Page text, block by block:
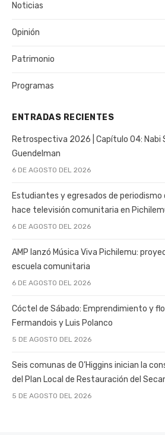
Noticias
Opinión
Patrimonio
Programas
ENTRADAS RECIENTES
Retrospectiva 2026 | Capítulo 04: Nabi
Guendelman
6 DE AGOSTO DEL 2026
Estudiantes y egresados de
hace televisión comunitaria en
6 DE AGOSTO DEL 2026
AMP lanzó Música Viva Pichilemu:
escuela comunitaria
6 DE AGOSTO DEL 2026
Cóctel de Sábado: Emprendimiento y
Fermandois y Luis Polanco
5 DE AGOSTO DEL 2026
Seis comunas de O’Higgins inician la
del Plan Local de Restauración del
5 DE AGOSTO DEL 2026